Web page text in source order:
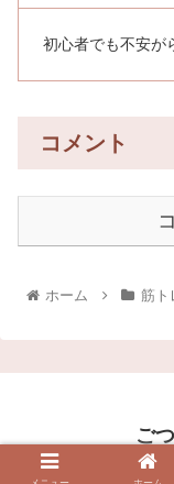
初心者でも不安が
コメント
ホーム 筋ト
ご
©